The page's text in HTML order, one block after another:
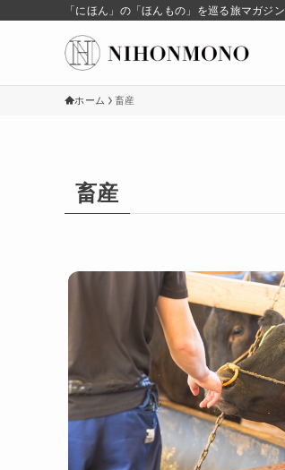
「にほん」の「ほんもの」を巡る旅マガジン
ホーム 畜産
畜産